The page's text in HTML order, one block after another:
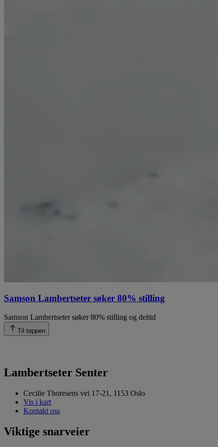
Samson Lambertseter søker 80% stilling
Samson Lambertseter søker 80% stilling og deltid
Til toppen
Lambertseter Senter
Cecilie Thoresens vei 17-21, 1153 Oslo
Vis i kart
Kontakt oss
Viktige snarveier